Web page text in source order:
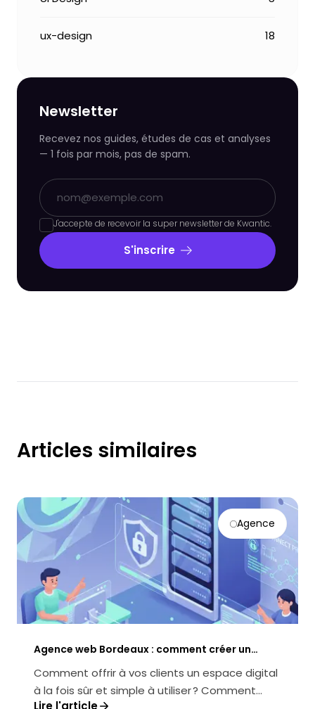
ux-design 18
Newsletter
Recevez nos guides, études de cas et analyses
— 1 fois par mois, pas de spam.
J'accepte de recevoir la super newsletter de Kwantic.
S'inscrire
Articles similaires
Agence
Agence web Bordeaux : comment créer un
extranet client sécurisé et performant
Comment offrir à vos clients un espace digital
à la fois sûr et simple à utiliser ? Comment
Lire l'article